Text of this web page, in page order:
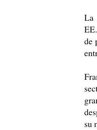
La
de
su